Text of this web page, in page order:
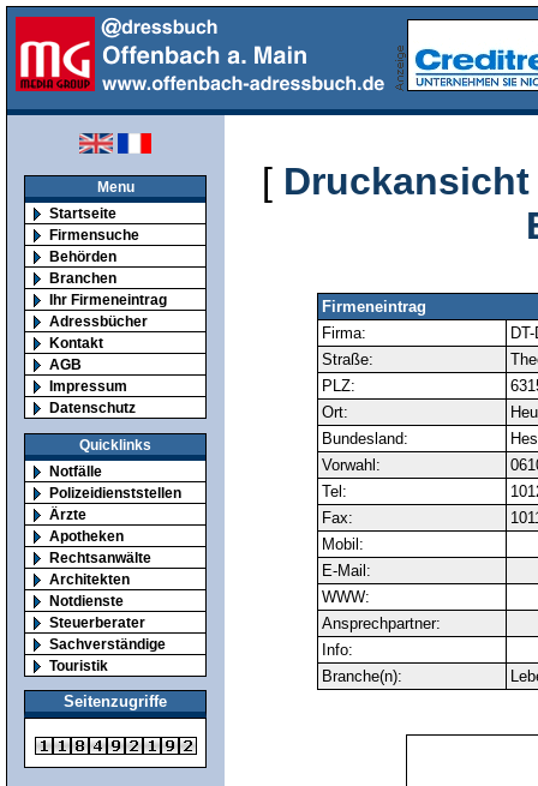
Menu
Startseite
Firmensuche
Behörden
Branchen
Ihr Firmeneintrag
Adressbücher
Kontakt
AGB
Impressum
Datenschutz
Quicklinks
Notfälle
Polizeidienststellen
Ärzte
Apotheken
Rechtsanwälte
Architekten
Notdienste
Steuerberater
Sachverständige
Touristik
Seitenzugriffe
[ Druckansicht
Firmeneintrag
Firma:
Straße:
PLZ:
Ort:
Bundesland:
Vorwahl:
Tel:
Fax:
Mobil:
E-Mail:
WWW:
Ansprechpartner:
Info:
Branche(n):